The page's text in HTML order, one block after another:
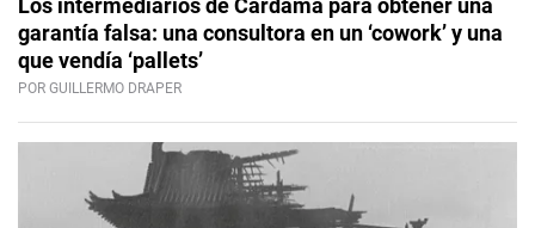
Los intermediarios de Cardama para obtener una
garantía falsa: una consultora en un ‘cowork’ y una
que vendía ‘pallets’
POR GUILLERMO DRAPER